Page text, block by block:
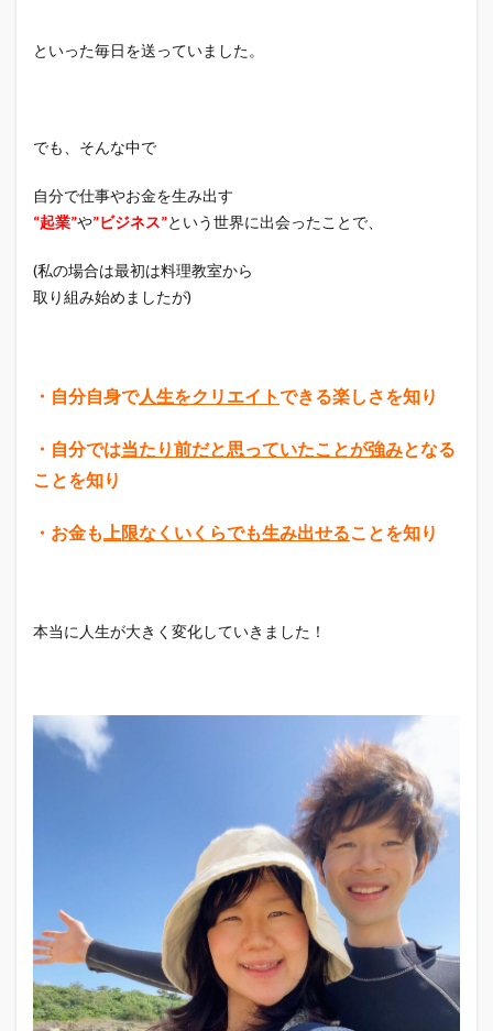
といった毎日を送っていました。
でも、そんな中で
自分で仕事やお金を生み出す
“起業”や”ビジネス”という世界に出会ったことで、
(私の場合は最初は料理教室から
取り組み始めましたが)
・自分自身で人生をクリエイトできる楽しさを知り
・自分では当たり前だと思っていたことが強みとなる
ことを知り
・お金も 上限なくいくらでも生み出せることを知り
本当に人生が大きく変化していきました！